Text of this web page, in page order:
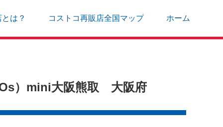
は？ コストコ再販店全国マップ ホーム
）mini大阪熊取 大阪府